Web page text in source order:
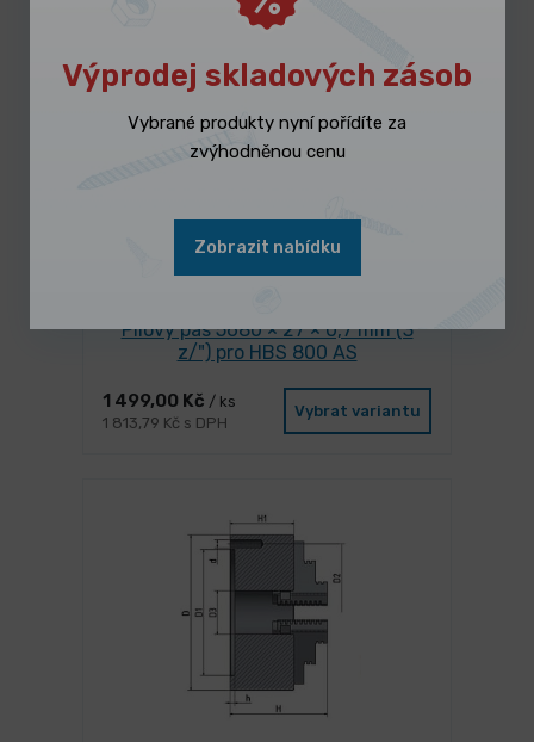
Pilový pás 5680 × 27 × 0,7 mm (3
z/") pro HBS 800 AS
1 499,00 Kč / ks
1 813,79 Kč s DPH
Vybrat variantu
Výprodej skladových zásob
Vybrané produkty nyní pořídíte za
zvýhodněnou cenu
Zobrazit nabídku